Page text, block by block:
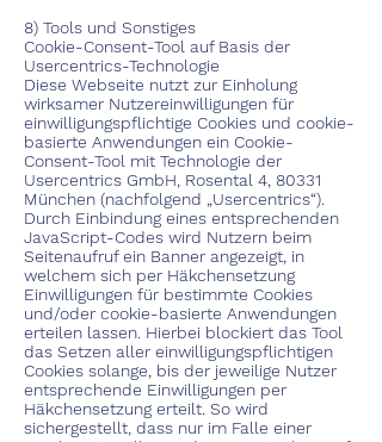
8) Tools und Sonstiges
Cookie-Consent-Tool auf Basis der
Usercentrics-Technologie
Diese Webseite nutzt zur Einholung
wirksamer Nutzereinwilligungen für
einwilligungspflichtige Cookies und cookie-
basierte Anwendungen ein Cookie-
Consent-Tool mit Technologie der
Usercentrics GmbH, Rosental 4, 80331
München (nachfolgend „Usercentrics“).
Durch Einbindung eines entsprechenden
JavaScript-Codes wird Nutzern beim
Seitenaufruf ein Banner angezeigt, in
welchem sich per Häkchensetzung
Einwilligungen für bestimmte Cookies
und/oder cookie-basierte Anwendungen
erteilen lassen. Hierbei blockiert das Tool
das Setzen aller einwilligungspflichtigen
Cookies solange, bis der jeweilige Nutzer
entsprechende Einwilligungen per
Häkchensetzung erteilt. So wird
sichergestellt, dass nur im Falle einer